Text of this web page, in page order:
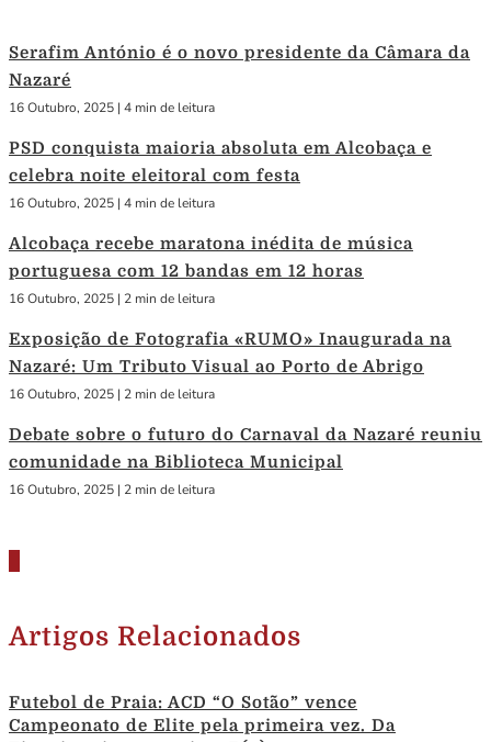
Serafim António é o novo presidente da Câmara da
Nazaré
16 Outubro, 2025 | 4 min de leitura
PSD conquista maioria absoluta em Alcobaça e
celebra noite eleitoral com festa
16 Outubro, 2025 | 4 min de leitura
Alcobaça recebe maratona inédita de música
portuguesa com 12 bandas em 12 horas
16 Outubro, 2025 | 2 min de leitura
Exposição de Fotografia «RUMO» Inaugurada na
Nazaré: Um Tributo Visual ao Porto de Abrigo
16 Outubro, 2025 | 2 min de leitura
Debate sobre o futuro do Carnaval da Nazaré reuniu
comunidade na Biblioteca Municipal
16 Outubro, 2025 | 2 min de leitura
Artigos Relacionados
Futebol de Praia: ACD “O Sotão” vence
Campeonato de Elite pela primeira vez. Da